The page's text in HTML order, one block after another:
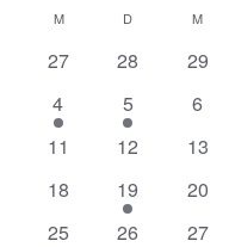
wählen.
Kalender
von
MMONTAG D DIENSTAGM
0
27
0
28
0
29
1
Veranstaltung
4
1
Veranstaltung
5
0
6
0
11
0
12
0
13
0
Veranstaltungen
18
1
Veranstaltung
19
0
20
0
25
0
26
0
27